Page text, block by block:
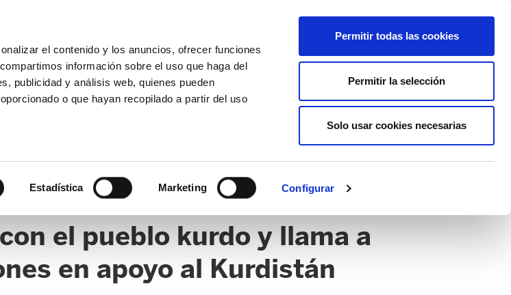
el contenido y los anuncios, ofrecer funciones
información sobre el uso que haga del
publicidad y análisis web, quienes pueden
o que hayan recopilado a partir del uso
Estadística Marketing Configurar
Permitir todas las cookies
Permitir la selección
Solo usar cookies necesarias
AFÍLIATE
el pueblo kurdo y llama a
en apoyo al Kurdistán